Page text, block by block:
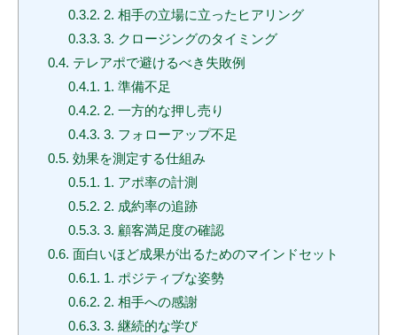
0.3.2. 2. 相手の立場に立ったヒアリング
0.3.3. 3. クロージングのタイミング
0.4. テレアポで避けるべき失敗例
0.4.1. 1. 準備不足
0.4.2. 2. 一方的な押し売り
0.4.3. 3. フォローアップ不足
0.5. 効果を測定する仕組み
0.5.1. 1. アポ率の計測
0.5.2. 2. 成約率の追跡
0.5.3. 3. 顧客満足度の確認
0.6. 面白いほど成果が出るためのマインドセット
0.6.1. 1. ポジティブな姿勢
0.6.2. 2. 相手への感謝
0.6.3. 3. 継続的な学び